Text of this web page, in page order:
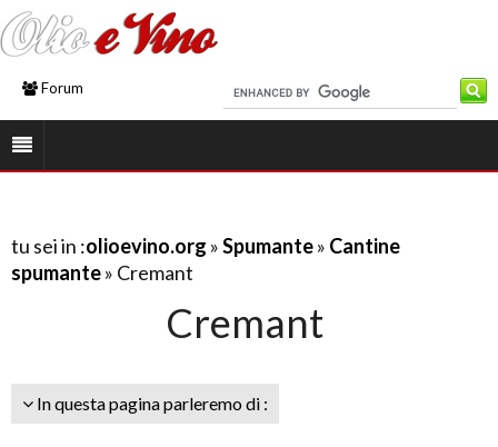
Forum
tu sei in :olioevino.org »Spumante» Cantine
spumante» Cremant
Cremant
In questa pagina parleremo di :